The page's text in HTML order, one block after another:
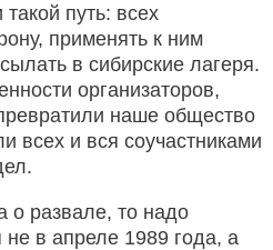
путь: всех
применять к ним
в сибирские лагеря.
организаторов,
наше общество
всех и вся соучастниками
о развале, то надо
не в апреле 1989 года, а